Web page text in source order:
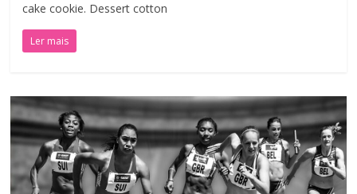
cake cookie. Dessert cotton
Ler mais